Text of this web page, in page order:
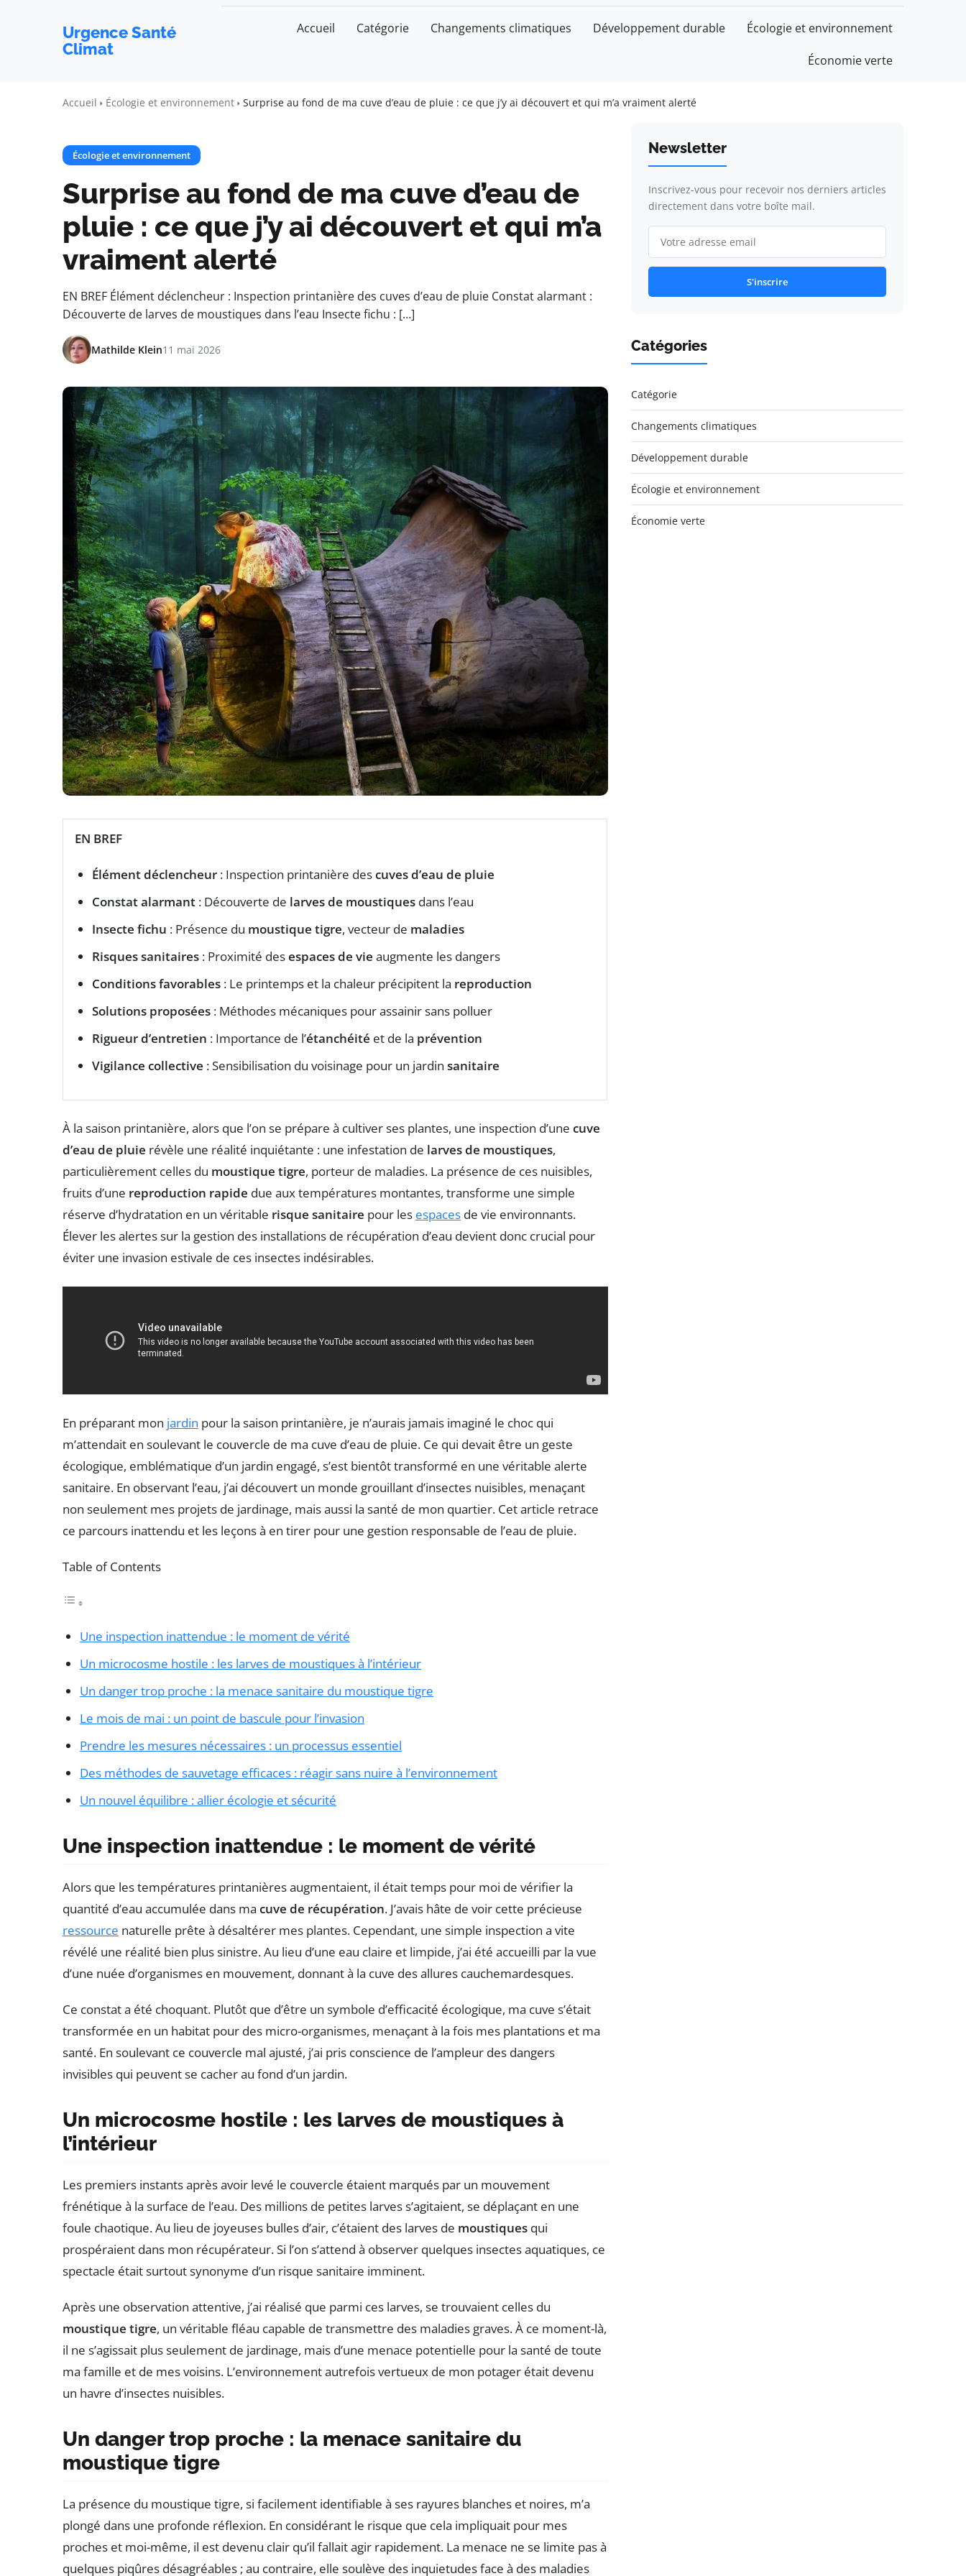
Urgence Santé
Climat
Accueil Catégorie Changements climatiques Développement durable Écologie et environnement
Économie verte
Accueil Écologie et environnement Surprise au fond de ma cuve d’eau de pluie : ce que j’y ai découvert et qui m’a vraiment alerté
Écologie et environnement
Surprise au fond de ma cuve d’eau de
pluie : ce que j’y ai découvert et qui m’a
vraiment alerté
EN BREF Élément déclencheur : Inspection printanière des cuves d’eau de pluie Constat alarmant :
Découverte de larves de moustiques dans l’eau Insecte fichu : […]
Mathilde Klein11 mai 2026
EN BREF
Élément déclencheur : Inspection printanière descuves d’eau de pluie
Constat alarmant : Découverte de larves de moustiques dans l’eau
Insecte fichu : Présence du moustique tigre, vecteur de maladies
Risques sanitaires : Proximité desespaces de vie augmente les dangers
Conditions favorables : Le printemps et la chaleur précipitent la reproduction
Solutions proposées : Méthodes mécaniques pour assainir sans polluer
Rigueur d’entretien : Importance de l’étanchéité et de la prévention
Vigilance collective : Sensibilisation du voisinage pour un jardin sanitaire
À la saison printanière, alors que l’on se prépare à cultiver ses plantes, une inspection d’une cuve
d’eau de pluie révèle une réalité inquiétante : une infestation de larves de moustiques,
particulièrement celles du moustique tigre, porteur de maladies. La présence de ces nuisibles,
fruits d’une reproduction rapide due aux températures montantes, transforme une simple
réserve d’hydratation en un véritable risque sanitaire pour les espaces de vie environnants.
Élever les alertes sur la gestion des installations de récupération d’eau devient donc crucial pour
éviter une invasion estivale de ces insectes indésirables.
En préparant mon jardin pour la saison printanière, je n’aurais jamais imaginé le choc qui
m’attendait en soulevant le couvercle de ma cuve d’eau de pluie. Ce qui devait être un geste
écologique, emblématique d’un jardin engagé, s’est bientôt transformé en une véritable alerte
sanitaire. En observant l’eau, j’ai découvert un monde grouillant d’insectes nuisibles, menaçant
non seulement mes projets de jardinage, mais aussi la santé de mon quartier. Cet article retrace
ce parcours inattendu et les leçons à en tirer pour une gestion responsable de l’eau de pluie.
Table of Contents
Une inspection inattendue : le moment de vérité
Un microcosme hostile : les larves de moustiques à l’intérieur
Un danger trop proche : la menace sanitaire du moustique tigre
Le mois de mai : un point de bascule pour l’invasion
Prendre les mesures nécessaires : un processus essentiel
Des méthodes de sauvetage efficaces : réagir sans nuire à l’environnement
Un nouvel équilibre : allier écologie et sécurité
Une inspection inattendue : le moment de vérité
Alors que les températures printanières augmentaient, il était temps pour moi de vérifier la
quantité d’eau accumulée dans ma cuve de récupération. J’avais hâte de voir cette précieuse
ressource naturelle prête à désaltérer mes plantes. Cependant, une simple inspection a vite
révélé une réalité bien plus sinistre. Au lieu d’une eau claire et limpide, j’ai été accueilli par la vue
d’une nuée d’organismes en mouvement, donnant à la cuve des allures cauchemardesques.
Ce constat a été choquant. Plutôt que d’être un symbole d’efficacité écologique, ma cuve s’était
transformée en un habitat pour des micro-organismes, menaçant à la fois mes plantations et ma
santé. En soulevant ce couvercle mal ajusté, j’ai pris conscience de l’ampleur des dangers
invisibles qui peuvent se cacher au fond d’un jardin.
Un microcosme hostile : les larves de moustiques à
l’intérieur
Les premiers instants après avoir levé le couvercle étaient marqués par un mouvement
frénétique à la surface de l’eau. Des millions de petites larves s’agitaient, se déplaçant en une
foule chaotique. Au lieu de joyeuses bulles d’air, c’étaient des larves de moustiques qui
prospéraient dans mon récupérateur. Si l’on s’attend à observer quelques insectes aquatiques, ce
spectacle était surtout synonyme d’un risque sanitaire imminent.
Après une observation attentive, j’ai réalisé que parmi ces larves, se trouvaient celles du
moustique tigre, un véritable fléau capable de transmettre des maladies graves. À ce moment-là,
il ne s’agissait plus seulement de jardinage, mais d’une menace potentielle pour la santé de toute
ma famille et de mes voisins. L’environnement autrefois vertueux de mon potager était devenu
un havre d’insectes nuisibles.
Un danger trop proche : la menace sanitaire du
moustique tigre
La présence du moustique tigre, si facilement identifiable à ses rayures blanches et noires, m’a
plongé dans une profonde réflexion. En considérant le risque que cela impliquait pour mes
proches et moi-même, il est devenu clair qu’il fallait agir rapidement. La menace ne se limite pas à
quelques piqûres désagréables ; au contraire, elle soulève des inquietudes face à des maladies
Newsletter
Inscrivez-vous pour recevoir nos derniers articles
directement dans votre boîte mail.
S'inscrire
Catégories
Catégorie
Changements climatiques
Développement durable
Écologie et environnement
Économie verte